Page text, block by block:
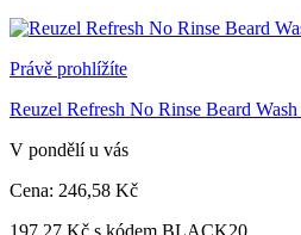
Právě prohlížíte
Reuzel Refresh No Rinse Beard
V pondělí u vás
Cena: 246,58 Kč
197,27 Kč s kódem BLACK20